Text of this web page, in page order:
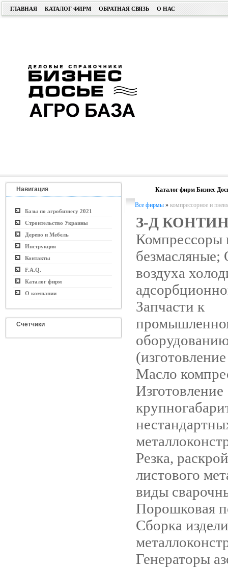
ГЛАВНАЯ КАТАЛОГ ФИРМ ОБРАТНАЯ СВЯЗЬ О НАС
Навигация
Базы по агробизнесу 2021
Строительство Украины
Дерево и Мебель
Инструкция
Контакты
F.A.Q.
Каталог фирм
О компании
Счётчики
Каталог фирм Бизнес
Все фирмы » компрессорное и
З-Д
Компрессоры
воздуха
Запчасти к
Масло
Изготовление
Резка,
листового
виды
Порошковая
Сборка
Генераторы